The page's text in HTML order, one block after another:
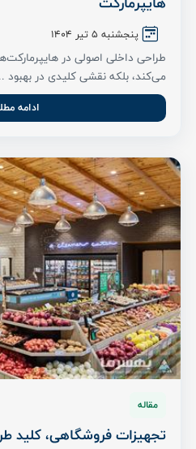
پنجشنبه 5 تیر ۱۴۰۴
طراحی داخلی اصولی در
می‌کند، بلکه نقشی کلیدی در بهبود ...
ادامه
مقاله
تجهیزات فروشگاهی، کلید